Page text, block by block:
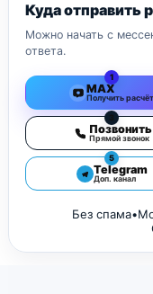
Куда отправить
Можно начать с
ответа.
1
MAX
Получить расчёт
3
Позвонить
Прямой звонок
5
Telegram
Доп. канал
Без спама•